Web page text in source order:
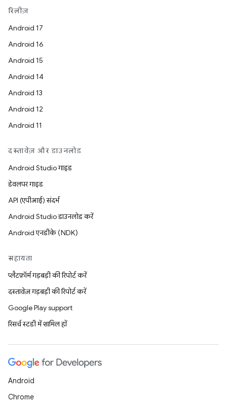
रिलीज़
Android 17
Android 16
Android 15
Android 14
Android 13
Android 12
Android 11
दस्तावेज़ और डाउनलोड
Android Studio गाइड
डेवलपर गाइड
API (एपीआई) संदर्भ
Android Studio डाउनलोड करें
Android एनडीके (NDK)
सहायता
प्लैटफ़ॉर्म गड़बड़ी की रिपोर्ट करें
दस्तावेज़ गड़बड़ी की रिपोर्ट करें
Google Play support
रिसर्च स्टडी में शामिल हों
Android
Chrome